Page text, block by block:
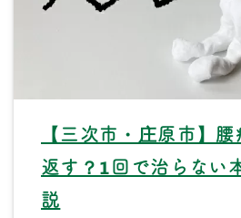
【三次市・庄原市】
返す？1回で治らない
説